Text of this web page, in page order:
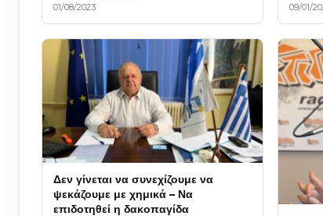
01/08/2023 09/01/
Δεν γίνεται να συνεχίζουμε να
ψεκάζουμε με χημικά – Να
επιδοτηθεί η δακοπαγίδα